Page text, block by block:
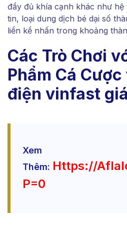
đầy đủ khía cạnh khác như
tin, loại dung dịch bé dại số
liền kề nhấn trong khoảng
Các Trò Chơi
Phẩm Cá
điện vinfast
Xem
Thêm: Https://
P=0